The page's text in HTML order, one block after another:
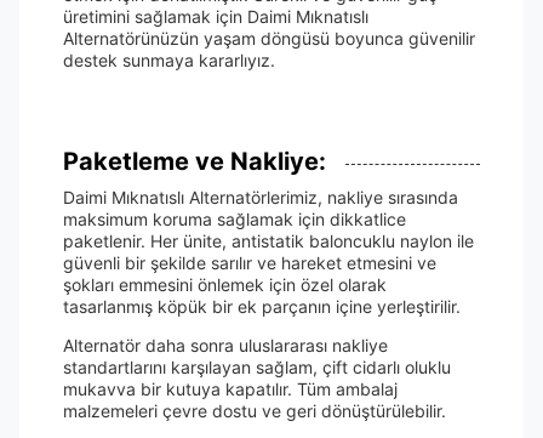
üretimini sağlamak için Daimi Mıknatıslı
Alternatörünüzün yaşam döngüsü boyunca güvenilir
destek sunmaya kararlıyız.
Paketleme ve Nakliye:
Daimi Mıknatıslı Alternatörlerimiz, nakliye sırasında
maksimum koruma sağlamak için dikkatlice
paketlenir. Her ünite, antistatik baloncuklu naylon ile
güvenli bir şekilde sarılır ve hareket etmesini ve
şokları emmesini önlemek için özel olarak
tasarlanmış köpük bir ek parçanın içine yerleştirilir.
Alternatör daha sonra uluslararası nakliye
standartlarını karşılayan sağlam, çift cidarlı oluklu
mukavva bir kutuya kapatılır. Tüm ambalaj
malzemeleri çevre dostu ve geri dönüştürülebilir.